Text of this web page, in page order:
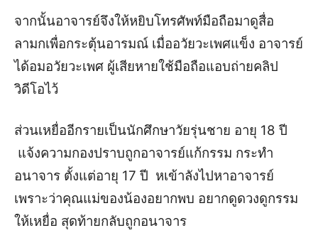
จากนั้นอาจารย์จึงให้หยิบโทรศัพท์มือถือมาดูสื่อ
ลามกเพื่อกระตุ้นอารมณ์ เมื่ออวัยวะเพศแข็ง อาจารย์
ได้อมอวัยวะเพศ ผู้เสียหายใช้มือถือแอบถ่ายคลิป
วิดีโอไว้
ส่วนเหยื่ออีกรายเป็นนักศึกษาวัยรุ่นชาย อายุ 18 ปี
แจ้งความกองปราบถูกอาจารย์แก้กรรม กระทำ
อนาจาร ตั้งแต่อายุ 17 ปี หเข้าลังไปหาอาจารย์
เพราะว่าคุณแม่ของน้องอยากพบ อยากดูดวงดูกรรม
ให้เหยื่อ สุดท้ายกลับถูกอนาจาร